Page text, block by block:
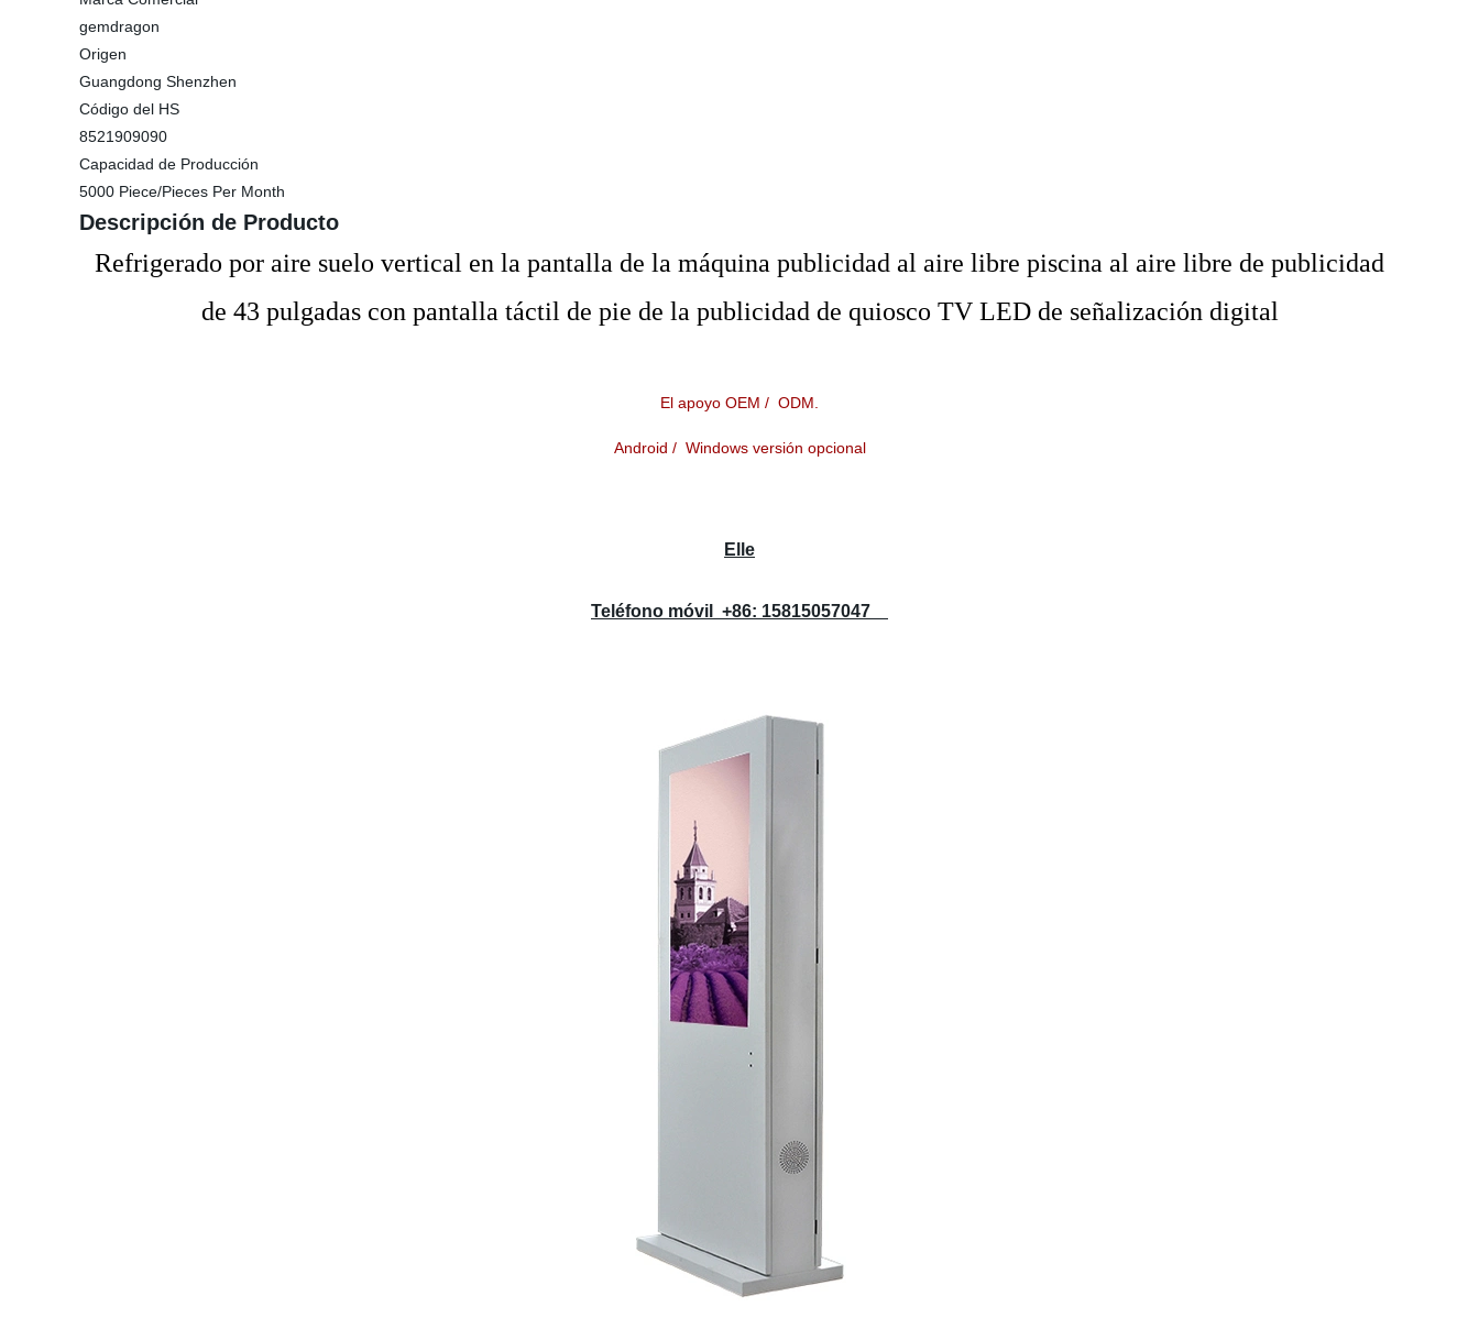
gemdragon
Origen
Guangdong Shenzhen
Código del HS
8521909090
Capacidad de Producción
5000 Piece/Pieces Per Month
Descripción de Producto
Refrigerado por aire suelo vertical en la pantalla de la máquina publicidad al aire libre piscina al aire libre de publicidad
de 43 pulgadas con pantalla táctil de pie de la publicidad de quiosco TV LED de señalización digital
El apoyo OEM / ODM.
Android / Windows versión opcional
Elle
Teléfono móvil +86: 15815057047